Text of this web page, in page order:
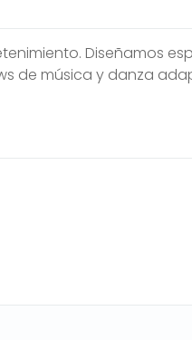
Diseñamos
de música y danza